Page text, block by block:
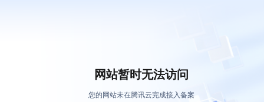
网站暂时无法访问
您的网站未在腾讯云完成接入备案